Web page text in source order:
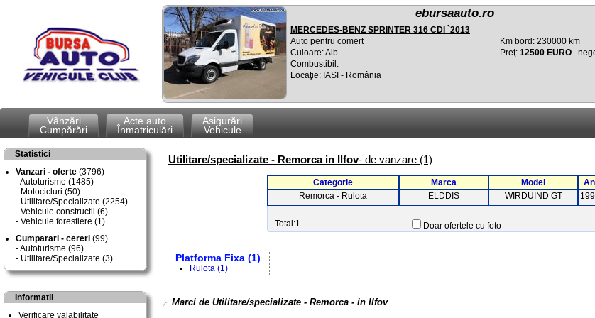
ebursaauto.ro
MERCEDES-BENZ SPRINTER 316 CDI `2013
Auto pentru comert
Culoare: Alb
Combustibil:
Locaţie: IASI - România
Km bord: 230000 km
Preţ: 12500 EURO
Vânzări
Cumpărări
Acte auto
Înmatriculări
Asigurări
Vehicule
Statistici
Vanzari - oferte (3796)
Autoturisme (1485)
Motocicluri (50)
Utilitare/Specializate (2254)
Vehicule constructii (6)
Vehicule forestiere (1)
Cumparari - cereri (99)
Autoturisme (96)
Utilitare/Specializate (3)
Informatii
Verificare valabilitate
Utilitare/specializate - Remorca in Ilfov- de vanzare (1)
Categorie Marca Model An
Remorca - Rulota
ELDDIS WIRDUIND GT
Total:1 Doar ofertele cu foto
Platforma Fixa (1)
Rulota (1)
Marci de Utilitare/specializate - Remorca - in Ilfov